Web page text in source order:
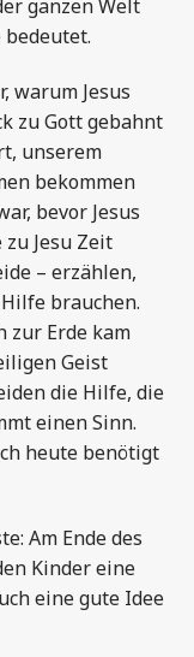
ganzen Welt
warum Jesus
zu Gott gebahnt
unserem
bekommen
bevor Jesus
Jesu Zeit
– erzählen,
brauchen.
zur Erde kam
Geist
die Hilfe, die
einen Sinn.
heute benötigt
Am Ende des
Kinder eine
eine gute Idee